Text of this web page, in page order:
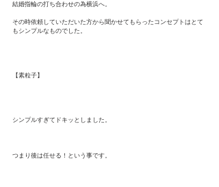
結婚指輪の打ち合わせの為横浜へ。
その時依頼していただいた方から聞かせてもらったコンセプトはとて
もシンプルなものでした。
【素粒子】
シンプルすぎてドキッとしました。
つまり後は任せる！という事です。